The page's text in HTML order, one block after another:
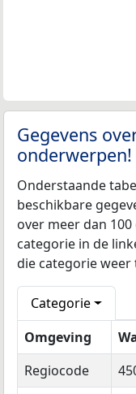
Gegevens
onderwerpen!
Onderstaande
beschikbare
over meer dan
categorie in de
die categorie weer
Categorie
Omgeving
Regiocode